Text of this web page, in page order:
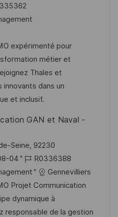
expérimenté pour
métier et
Thales et
dans un
et inclusif.
GAN et Naval -
Seine, 92230
04
J
o
b
-
I
R0336388
Gennevilliers
Projet Communication
dynamique à
responsable de la gestion